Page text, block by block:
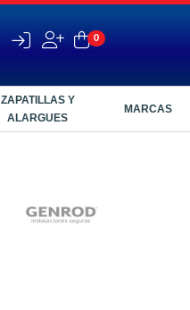
0
ZAPATILLAS Y
ALARGUES
MARCAS